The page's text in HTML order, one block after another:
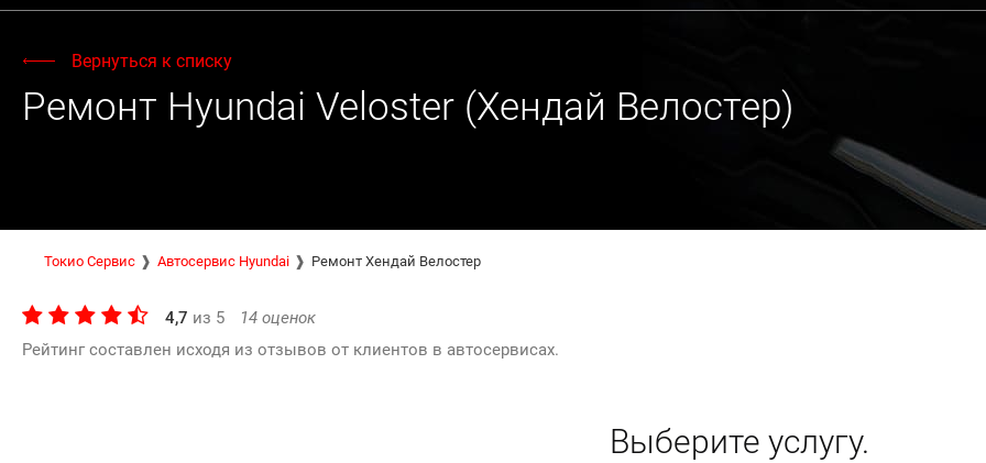
Вернуться к списку
Ремонт Hyundai Veloster (Хендай Велостер)
Токио Сервис Автосервис Hyundai Ремонт Хендай Велостер
4,7 из 5 14 оценок
Рейтинг составлен исходя из отзывов от клиентов в автосервисах.
Выберите услугу.